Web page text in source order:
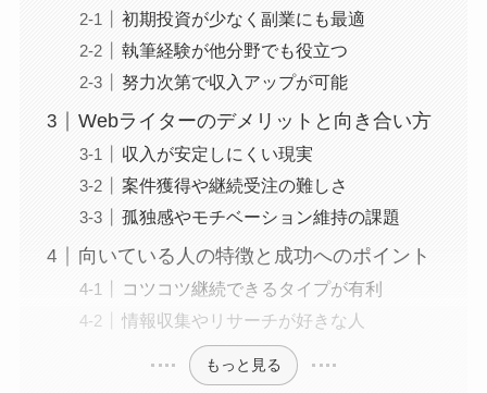
初期投資が少なく副業にも最適
執筆経験が他分野でも役立つ
努力次第で収入アップが可能
Webライターのデメリットと向き合い方
収入が安定しにくい現実
案件獲得や継続受注の難しさ
孤独感やモチベーション維持の課題
向いている人の特徴と成功へのポイント
コツコツ継続できるタイプが有利
情報収集やリサーチが好きな人
もっと見る